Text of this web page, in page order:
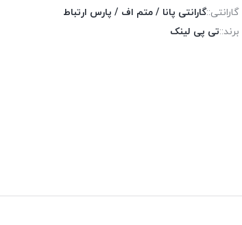
گارانتی::گارانتی پانا / متم اف / پارس ارتباط
برند::تی پی لینک